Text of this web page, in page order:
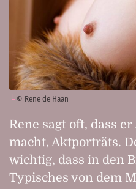
© Rene de Haan
Rene sagt oft, dass
macht, Aktporträts.
wichtig, dass in den
Typisches von dem